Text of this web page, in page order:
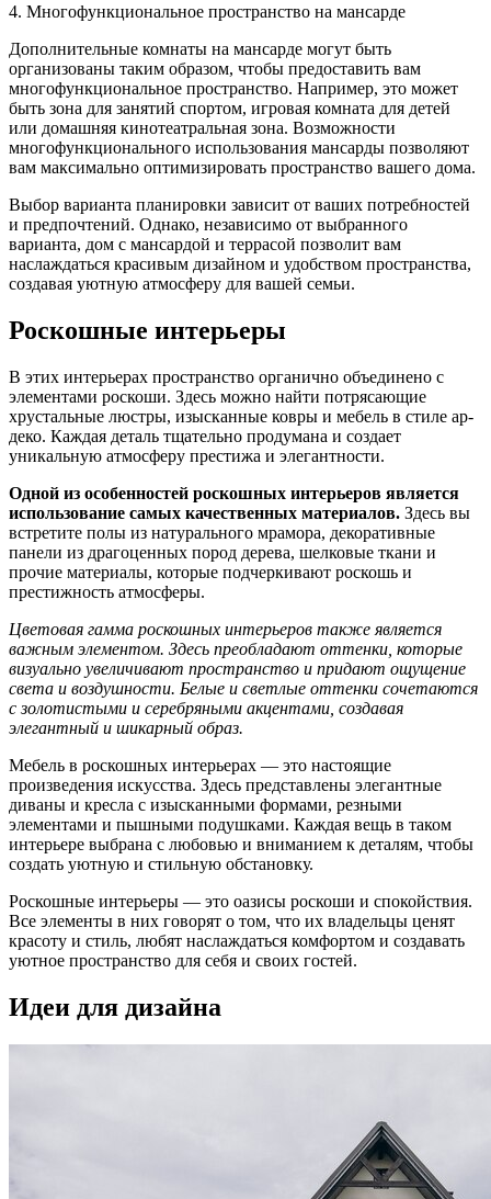
4. Многофункциональное пространство на мансарде
Дополнительные комнаты на мансарде могут быть
организованы таким образом, чтобы предоставить вам
многофункциональное пространство. Например, это может
быть зона для занятий спортом, игровая комната для детей
или домашняя кинотеатральная зона. Возможности
многофункционального использования мансарды позволяют
вам максимально оптимизировать пространство вашего дома.
Выбор варианта планировки зависит от ваших потребностей
и предпочтений. Однако, независимо от выбранного
варианта, дом с мансардой и террасой позволит вам
наслаждаться красивым дизайном и удобством пространства,
создавая уютную атмосферу для вашей семьи.
Роскошные интерьеры
В этих интерьерах пространство органично объединено с
элементами роскоши. Здесь можно найти потрясающие
хрустальные люстры, изысканные ковры и мебель в стиле ар-
деко. Каждая деталь тщательно продумана и создает
уникальную атмосферу престижа и элегантности.
Одной из особенностей роскошных интерьеров является
использование самых качественных материалов. Здесь вы
встретите полы из натурального мрамора, декоративные
панели из драгоценных пород дерева, шелковые ткани и
прочие материалы, которые подчеркивают роскошь и
престижность атмосферы.
Цветовая гамма роскошных интерьеров также является
важным элементом. Здесь преобладают оттенки, которые
визуально увеличивают пространство и придают ощущение
света и воздушности. Белые и светлые оттенки сочетаются
с золотистыми и серебряными акцентами, создавая
элегантный и шикарный образ.
Мебель в роскошных интерьерах — это настоящие
произведения искусства. Здесь представлены элегантные
диваны и кресла с изысканными формами, резными
элементами и пышными подушками. Каждая вещь в таком
интерьере выбрана с любовью и вниманием к деталям, чтобы
создать уютную и стильную обстановку.
Роскошные интерьеры — это оазисы роскоши и спокойствия.
Все элементы в них говорят о том, что их владельцы ценят
красоту и стиль, любят наслаждаться комфортом и создавать
уютное пространство для себя и своих гостей.
Идеи для дизайна